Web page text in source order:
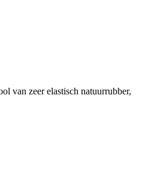
van zeer elastisch natuurrubber,